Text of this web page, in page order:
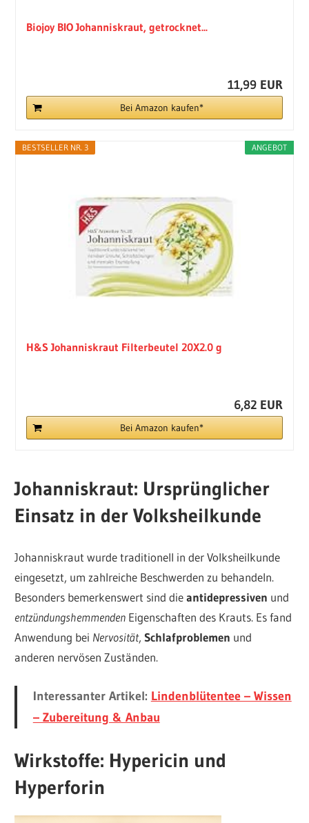
Biojoy BIO Johanniskraut, getrocknet...
11,99 EUR
Bei Amazon kaufen*
ANGEBOT
BESTSELLER NR. 3
H&S Johanniskraut Filterbeutel 20X2.0 g
6,82 EUR
Bei Amazon kaufen*
Johanniskraut: Ursprünglicher
Einsatz in der Volksheilkunde
Johanniskraut wurde traditionell in der Volksheilkunde
eingesetzt, um zahlreiche Beschwerden zu behandeln.
Besonders bemerkenswert sind dieantidepressiven und
entzündungshemmenden Eigenschaften des Krauts. Es fand
Anwendung bei Nervosität,Schlafproblemen und
anderen nervösen Zuständen.
Interessanter Artikel: Lindenblütentee – Wissen
– Zubereitung & Anbau
Wirkstoffe: Hypericin und
Hyperforin